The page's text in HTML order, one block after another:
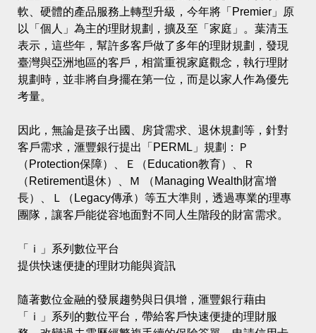
軟、硬體的產品服務上轉型升級，今年將「Premier」原
以「個人」為主的理財規劃，擴及至「家庭」。葉清玉
表示，這些年，幫許多客戶做了多年的理財規劃，發現
臺灣與亞洲地區的客戶，相當重視家庭觀念，執行理財
規劃時，並非將自身擺在第一位，而是以家人作為優先
考量。
因此，無論是孩子出國、房貸需求、退休規劃等，針對
客戶需求，滙豐銀行提出「PERML」規劃：Ｐ
（Protection保障）、Ｅ（Education教育）、Ｒ
（Retirement退休）、Ｍ （Managing Wealth財富增
長）、Ｌ（Legacy傳承）等五大準則，透過專業的理專
團隊，讓客戶能從容地面對不同人生階段的財富需求。
「ｉ」系列數位平台
提供快速便捷的理財功能與資訊
隨著數位金融的發展趨勢與日俱增，滙豐銀行藉由
「ｉ」系列的數位平台，帶給客戶快速便捷的理財服